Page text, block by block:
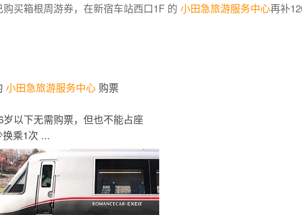
购买箱根周游券，在新宿车站西口1F 的 小田急旅游服务中心再补
小田急旅游服务中心 购票
以下无需购票，但也不能占座
乘1次 ...